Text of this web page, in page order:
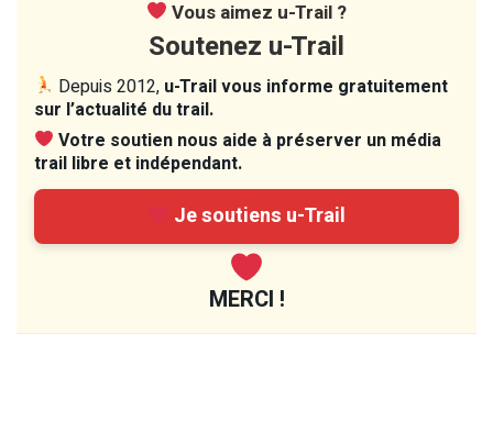
Vous aimez u-Trail ?
Soutenez u-Trail
Depuis 2012, u-Trail vous informe gratuitement
sur l’actualité du trail.
Votre soutien nous aide à préserver un média
trail libre et indépendant.
Je soutiens u-Trail
MERCI !